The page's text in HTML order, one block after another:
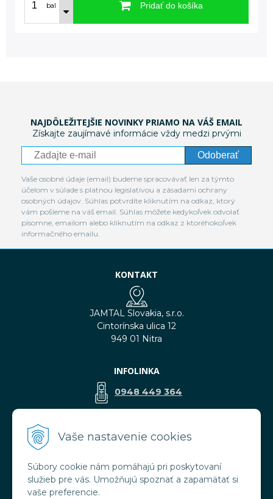
Vaše nastavenie cookies
Súbory cookie nám pomáhajú pri poskytovaní
služieb pre vás. Umožňujú spoznať a zapamätať si
vaše preferencie.
bal Pridať do košíka
NAJDÔLEŽITEJŠIE NOVINKY PRIAMO NA VÁŠ EMAIL
Získajte zaujímavé informácie vždy medzi prvými
Odoberať
Vaše osobné údaje (email) budeme spracovávať len za týmto
účelom v súlade s platnou legislatívou a zásadami ochrany
osobných údajov. Súhlas potvrdíte kliknutím na odkaz, ktorý
vám pošleme na váš email. Súhlas môžete kedykoľvek odvolať
písomne, emailom alebo kliknutím na odkaz z ktoréhokoľvek
informačného emailu.
KONTAKT
JAMTAL Slovakia, s.r.o.
Cintorínska ulica 12
949 01 Nitra
INFOLINKA
0948 449 364
VŠETKO O NÁKUPE
Obchodné podmienky